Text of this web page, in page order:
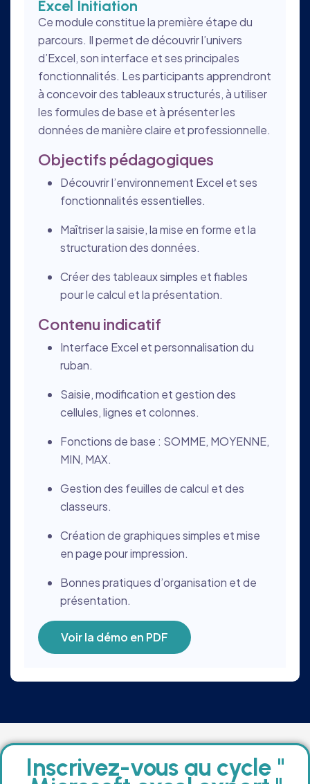
Excel Initiation
Ce module constitue la première étape du
parcours. Il permet de découvrir l’univers
d’Excel, son interface et ses principales
fonctionnalités. Les participants apprendront
à concevoir des tableaux structurés, à utiliser
les formules de base et à présenter les
données de manière claire et professionnelle.
Objectifs pédagogiques
Découvrir l’environnement Excel et ses
fonctionnalités essentielles.
Maîtriser la saisie, la mise en forme et la
structuration des données.
Créer des tableaux simples et fiables
pour le calcul et la présentation.
Contenu indicatif
Interface Excel et personnalisation du
ruban.
Saisie, modification et gestion des
cellules, lignes et colonnes.
Fonctions de base : SOMME, MOYENNE,
MIN, MAX.
Gestion des feuilles de calcul et des
classeurs.
Création de graphiques simples et mise
en page pour impression.
Bonnes pratiques d’organisation et de
présentation.
Voir la démo en PDF
Inscrivez-vous au cycle "